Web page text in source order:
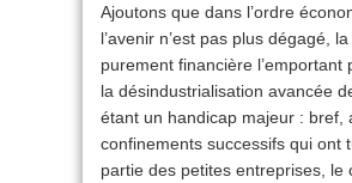
Ajoutons que dans l’ordre
l’avenir n’est pas plus dégagé,
purement financière l’emportant
la désindustrialisation avancée
étant un handicap majeur : bref,
confinements successifs qui ont
partie des petites entreprises, le